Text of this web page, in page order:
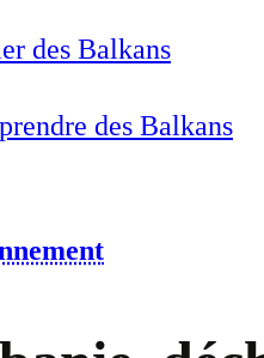
des Balkans
des Balkans